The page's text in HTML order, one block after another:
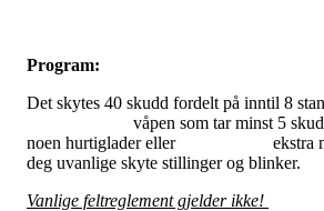
Program:
Det skytes 40 skudd fordelt på inntil 8
våpen som tar minst 5 skudd,
noen hurtiglader eller ekstra
deg uvanlige skyte stillinger og blinker.
Vanlige feltreglement gjelder ikke!